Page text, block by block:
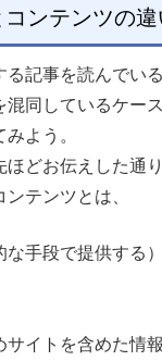
コンテンツの違
る記事を読んでい
同しているケー
よう。
ほどお伝えした通
テンツとは、
な手段で提供する
サイトを含めた情